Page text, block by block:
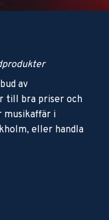
av
till bra priser och
musikaffär i
eller handla